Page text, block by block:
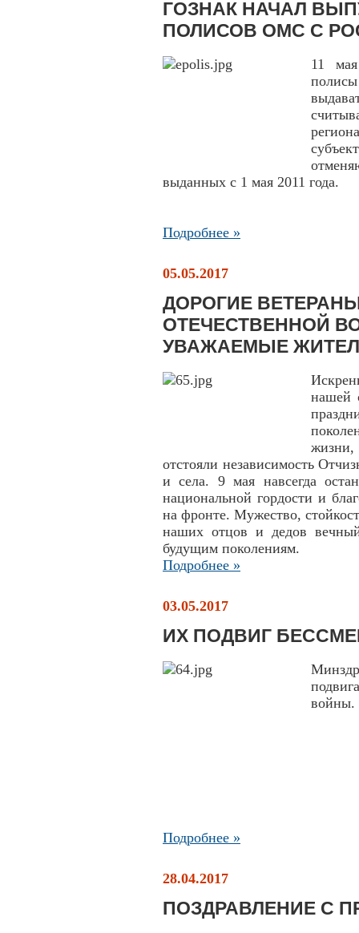
ГОЗНАК НАЧАЛ
ПОЛИСОВ ОМС С
11
выданных с 1 мая 2011 года.
Подробнее »
05.05.2017
ДОРОГИЕ
ОТЕЧЕСТВЕННОЙ
УВАЖАЕМЫЕ
нашей
отстояли независимость
и села. 9 мая навсегда
национальной гордости и
на фронте. Мужество,
наших отцов и дедов
будущим поколениям.
Подробнее »
03.05.2017
ИХ ПОДВИГ
войны.
Подробнее »
28.04.2017
ПОЗДРАВЛЕНИЕ С